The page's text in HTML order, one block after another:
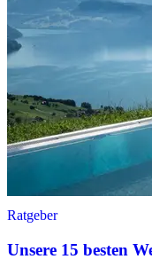
Ratgeber
Unsere 15 besten